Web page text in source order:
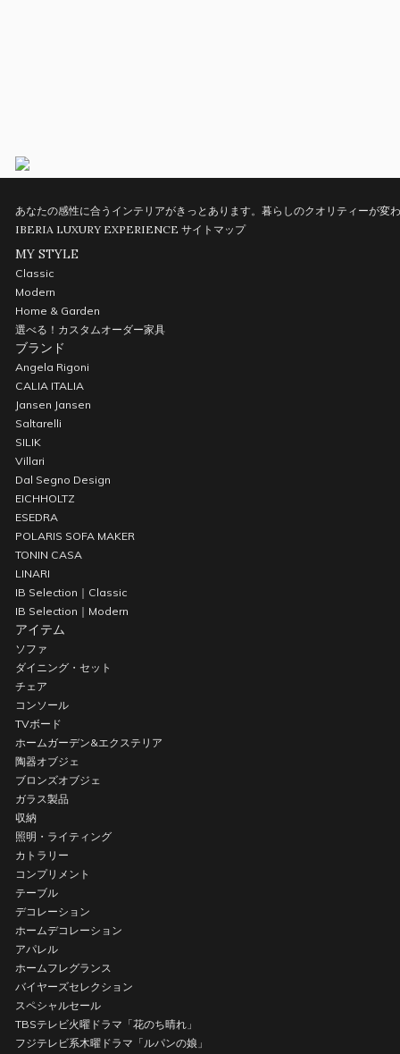
あなたの感性に合うインテリアがきっとあります。暮らしのクオリティーが変
IBERIA LUXURY EXPERIENCE サイトマップ
MY STYLE
Classic
Modern
Home & Garden
選べる！カスタムオーダー家具
ブランド
Angela Rigoni
CALIA ITALIA
Jansen Jansen
Saltarelli
SILIK
Villari
Dal Segno Design
EICHHOLTZ
ESEDRA
POLARIS SOFA MAKER
TONIN CASA
LINARI
IB Selection｜Classic
IB Selection｜Modern
アイテム
ソファ
ダイニング・セット
チェア
コンソール
TVボード
ホームガーデン&エクステリア
陶器オブジェ
ブロンズオブジェ
ガラス製品
収納
照明・ライティング
カトラリー
コンプリメント
テーブル
デコレーション
ホームデコレーション
アパレル
ホームフレグランス
バイヤーズセレクション
スペシャルセール
TBSテレビ火曜ドラマ「花のち晴れ」
フジテレビ系木曜ドラマ「ルパンの娘」